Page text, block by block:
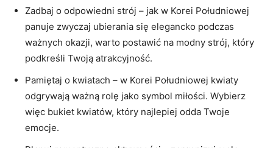
Zadbaj o odpowiedni strój – jak w Korei Południowej
panuje⁣ zwyczaj ubierania ‍się elegancko ‍podczas
‍ważnych okazji, warto‍ postawić na modny strój, który
podkreśli Twoją atrakcyjność.
Pamiętaj o kwiatach – w Korei Południowej kwiaty
odgrywają ważną rolę⁤ jako​ symbol miłości.​ Wybierz
więc bukiet kwiatów, który najlepiej odda Twoje
emocje.